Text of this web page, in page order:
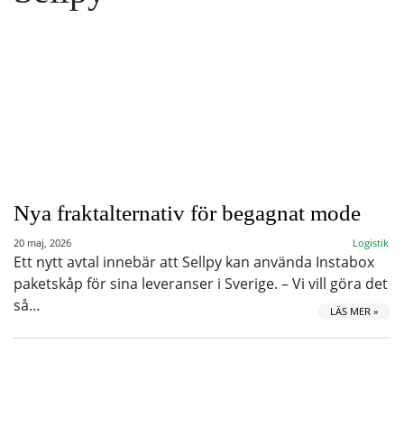
Nya fraktalternativ för begagnat mode
20 maj, 2026 Logistik
Ett nytt avtal innebär att Sellpy kan använda Instabox
paketskåp för sina leveranser i Sverige. – Vi vill göra det
så…
LÄS MER »